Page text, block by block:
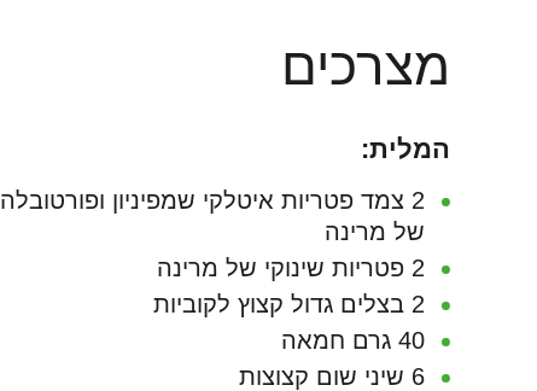
מצרכים
המלית:
2 צמד פטריות איטלקי שמפיניון ופורטובלה
של מרינה
2 פטריות שינוקי של מרינה
2 בצלים גדול קצוץ לקוביות
40 גרם חמאה
6 שיני שום קצוצות